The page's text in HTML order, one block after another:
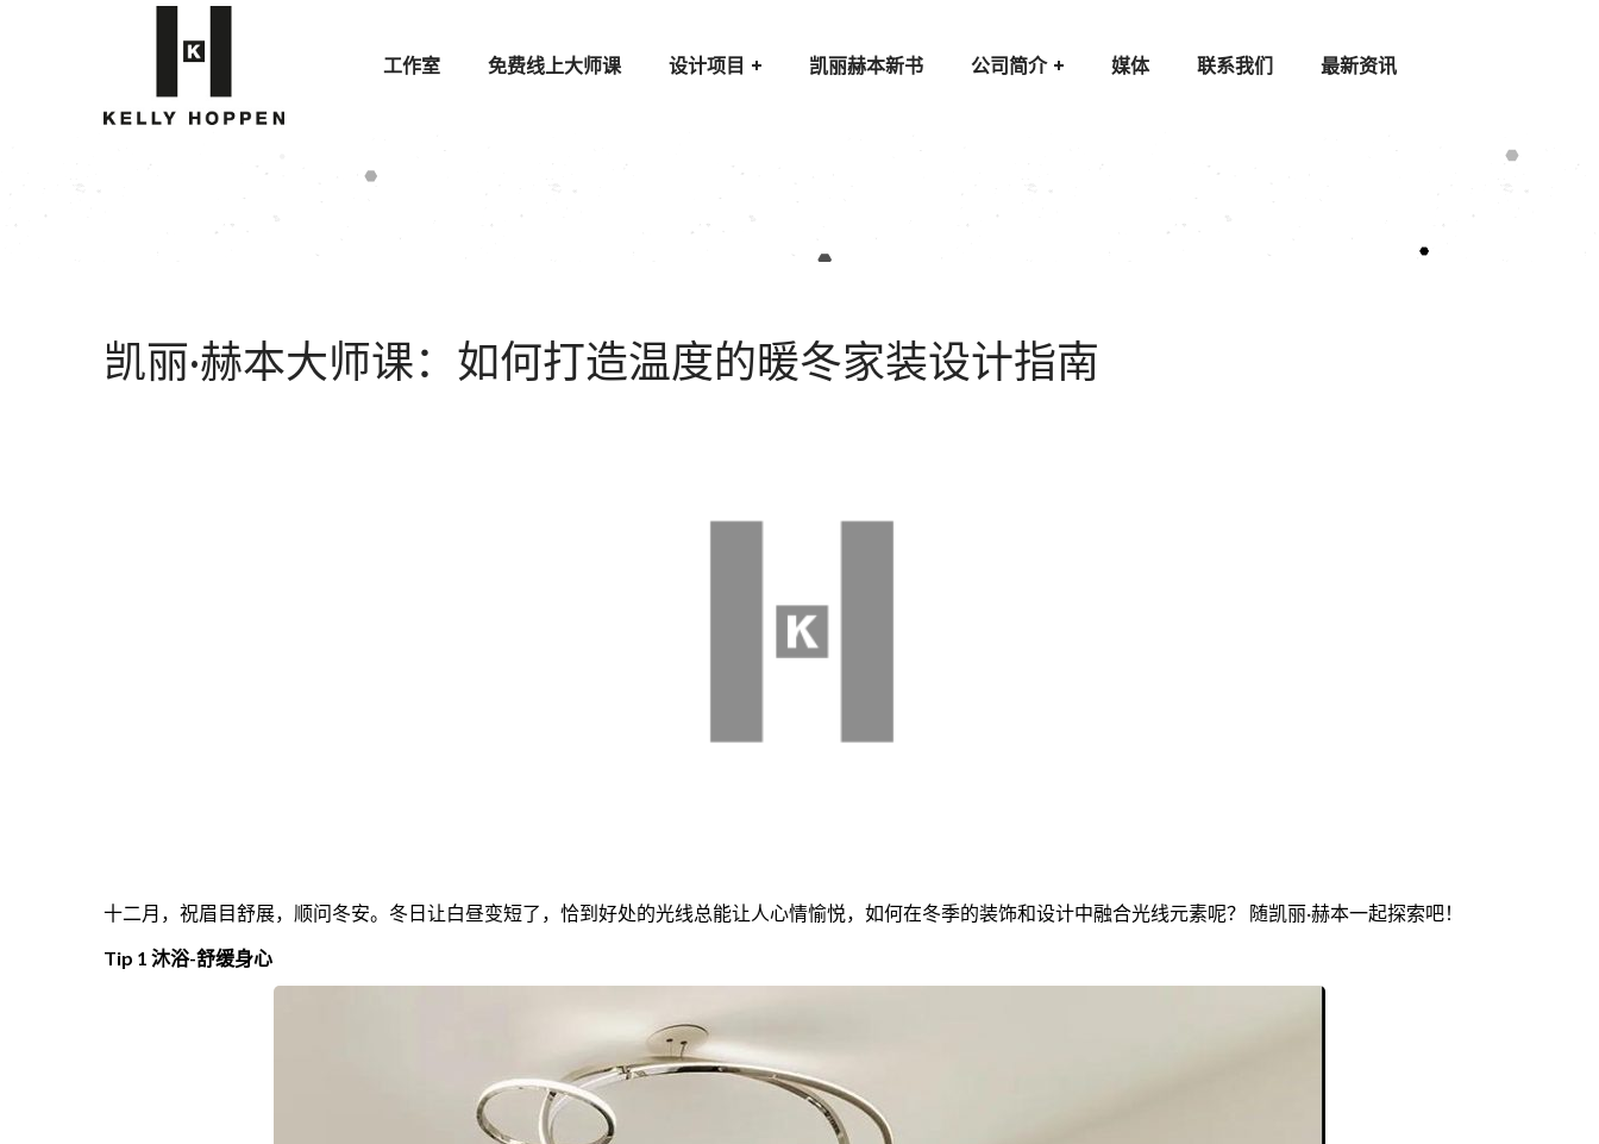
工作室 免费线上大师课 设计项目 凯丽赫本新书 公司简介 媒体 联系我们 最新资讯
凯丽·赫本大师课：如何打造温度的暖冬家装设计指南
十二月，祝眉目舒展，顺问冬安。冬日让白昼变短了，恰到好处的光线总能让人心情愉悦，如何在冬季的装饰和设计中融合光线元素呢？ 随凯丽·赫本一起探索吧！
Tip 1 沐浴-舒缓身心